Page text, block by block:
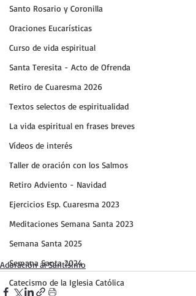
Santo Rosario y Coronilla
Oraciones Eucarísticas
Curso de vida espiritual
Santa Teresita - Acto de Ofrenda
Retiro de Cuaresma 2026
Textos selectos de espiritualidad
La vida espiritual en frases breves
Vídeos de interés
Taller de oración con los Salmos
Retiro Adviento - Navidad
Ejercicios Esp. Cuaresma 2023
Meditaciones Semana Santa 2023
Semana Santa 2025
Semana Santa 2024
Catecismo de la Iglesia Católica
Adoración al Santísimo